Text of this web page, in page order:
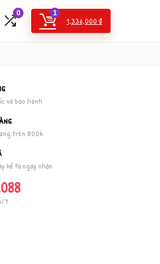
0 1
1,336,000 ₫
và bảo hành
trên 800k
kể từ ngày nhận
7